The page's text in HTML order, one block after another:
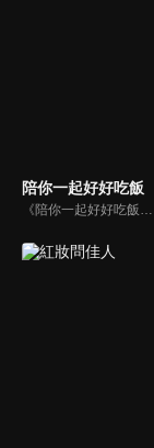
陪你一起好好吃飯
《陪你一起好好吃飯》陸劇線上看。不會做飯連廚房都沒有的餘昊（高瀚宇），為了自己創建的美食平台，用替身拍攝，得罪了節目組。蘇可嵐（鄭湫泓）臨危受命成為公關總監，接手公關工作應對危機，成了餘昊的廚藝老師。她帶他進入了廚房，也慢慢開始進入他的心。